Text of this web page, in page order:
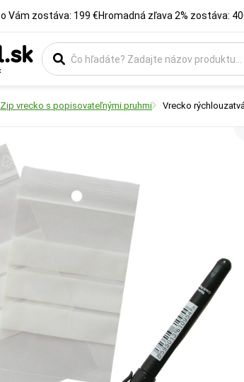
Vám zostáva: 199 €Hromadná zľava 2% zostáva:
Zip vrecko s popisovateľnými pruhmi Vrecko